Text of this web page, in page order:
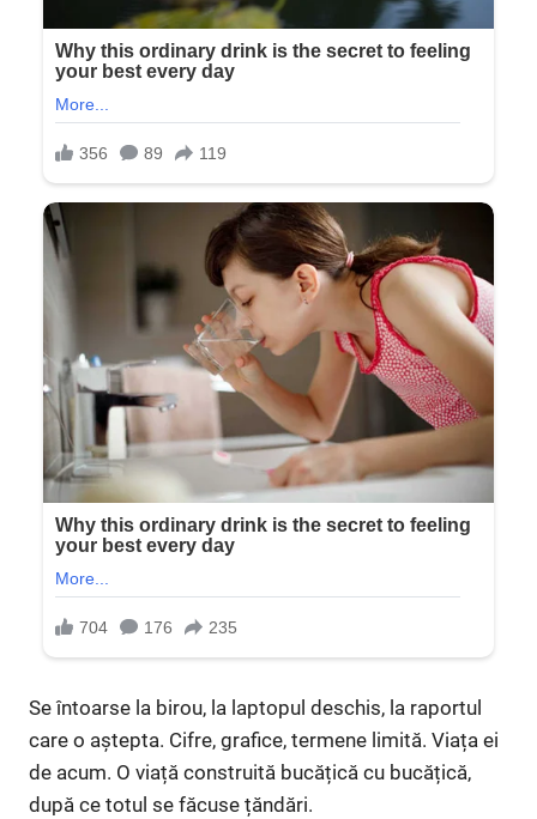
Se întoarse la birou, la laptopul deschis, la raportul
care o aștepta. Cifre, grafice, termene limită. Viața ei
de acum. O viață construită bucățică cu bucățică,
după ce totul se făcuse țăndări.